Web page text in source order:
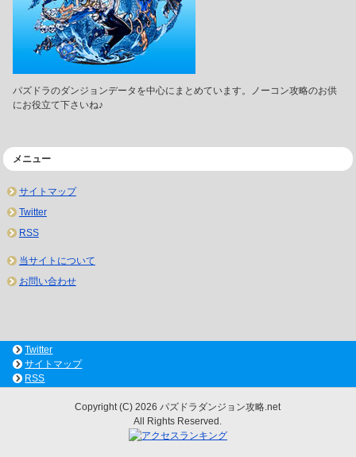
パズドラのダンジョンデータを中心にまとめています。ノーコン攻略のお供
にお役立て下さいね♪
メニュー
サイトマップ
Twitter
RSS
当サイトについて
お問い合わせ
Twitter
サイトマップ
RSS
Copyright (C) 2026 パズドラダンジョン攻略.net
All Rights Reserved.